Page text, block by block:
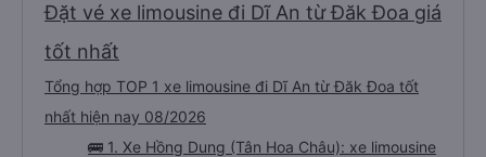
Đặt vé xe limousine đi Dĩ An từ Đăk Đoa giá
tốt nhất
Tổng hợp TOP 1 xe limousine đi Dĩ An từ Đăk Đoa tốt
nhất hiện nay 08/2026
🚌 1. Xe Hồng Dung (Tân Hoa Châu): xe limousine